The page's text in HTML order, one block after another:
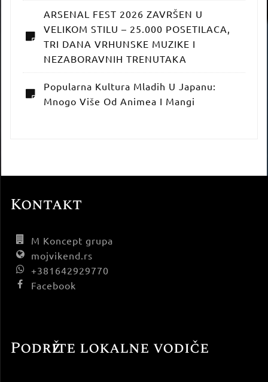
ARSENAL FEST 2026 ZAVRŠEN U
VELIKOM STILU – 25.000 POSETILACA,
TRI DANA VRHUNSKE MUZIKE I
NEZABORAVNIH TRENUTAKA
Popularna Kultura Mladih U Japanu:
Mnogo Više Od Animea I Mangi
Kontakt
M Koncept grupa
mojvikend.rs
+381642929770
Facebook
Podržite lokalne vodiče